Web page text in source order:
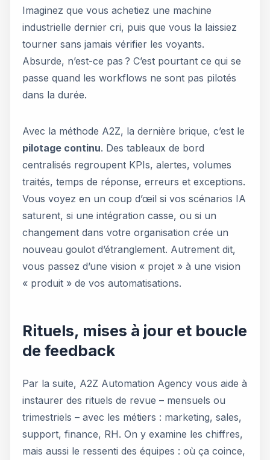
Imaginez que vous achetiez une machine
industrielle dernier cri, puis que vous la laissiez
tourner sans jamais vérifier les voyants.
Absurde, n’est-ce pas ? C’est pourtant ce qui se
passe quand les workflows ne sont pas pilotés
dans la durée.
Avec la méthode A2Z, la dernière brique, c’est le
pilotage continu. Des tableaux de bord
centralisés regroupent KPIs, alertes, volumes
traités, temps de réponse, erreurs et exceptions.
Vous voyez en un coup d’œil si vos scénarios IA
saturent, si une intégration casse, ou si un
changement dans votre organisation crée un
nouveau goulot d’étranglement. Autrement dit,
vous passez d’une vision « projet » à une vision
« produit » de vos automatisations.
Rituels, mises à jour et boucle
de feedback
Par la suite, A2Z Automation Agency vous aide à
instaurer des rituels de revue – mensuels ou
trimestriels – avec les métiers : marketing, sales,
support, finance, RH. On y examine les chiffres,
mais aussi le ressenti des équipes : où ça coince,